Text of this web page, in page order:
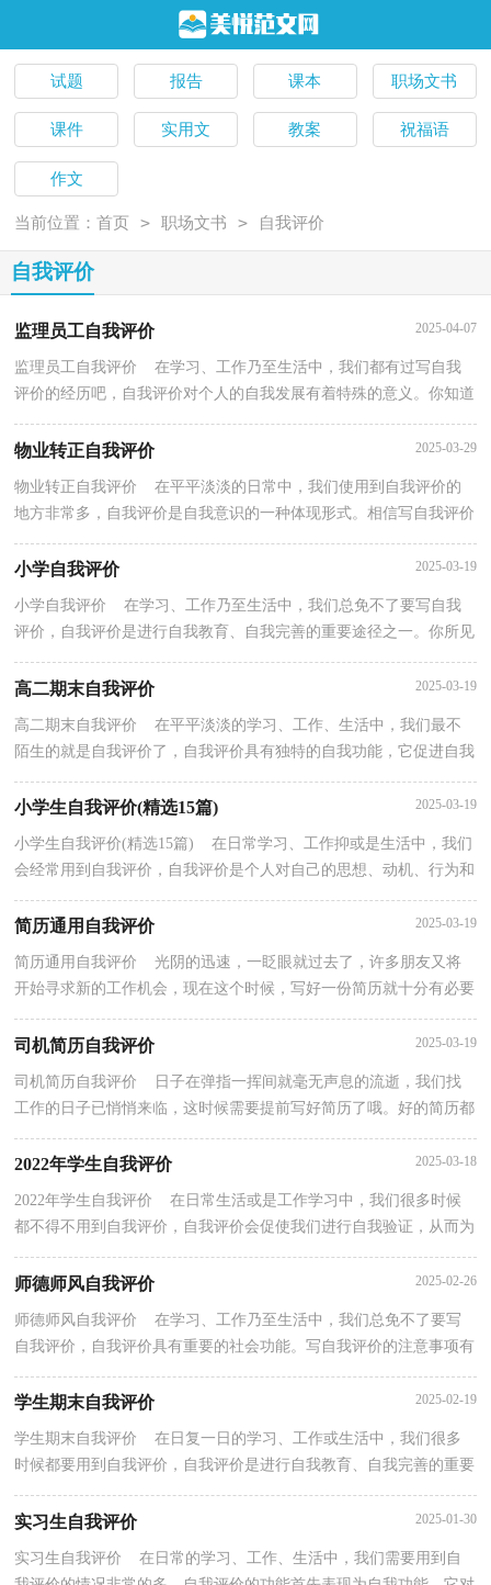
试题 报告 课本 职场文书
课件 实用文 教案 祝福语
作文
当前位置：首页 > 职场文书 > 自我评价
自我评价
监理员工自我评价 2025-04-07
监理员工自我评价 在学习、工作乃至生活中，我们都有过写自我
评价的经历吧，自我评价对个人的自我发展有着特殊的意义。你知道
自我评价怎样才能写的好吗？以下是小编为大家整理...
物业转正自我评价 2025-03-29
物业转正自我评价 在平平淡淡的日常中，我们使用到自我评价的
地方非常多，自我评价是自我意识的一种体现形式。相信写自我评价
小学自我评价 2025-03-19
小学自我评价 在学习、工作乃至生活中，我们总免不了要写自我
评价，自我评价是进行自我教育、自我完善的重要途径之一。你所见
过的自我评价是什么样的呢？下面是小编帮大家整理...
高二期末自我评价 2025-03-19
高二期末自我评价 在平平淡淡的学习、工作、生活中，我们最不
陌生的就是自我评价了，自我评价具有独特的自我功能，它促进自我
小学生自我评价(精选15篇) 2025-03-19
小学生自我评价(精选15篇) 在日常学习、工作抑或是生活中，我们
会经常用到自我评价，自我评价是个人对自己的思想、动机、行为和
个性的评价。相信写自我评价是一个让许多人都...
简历通用自我评价 2025-03-19
简历通用自我评价 光阴的迅速，一眨眼就过去了，许多朋友又将
开始寻求新的工作机会，现在这个时候，写好一份简历就十分有必要
了！但是简历要写什么内容才是恰当的呢？以下是小编为大...
司机简历自我评价 2025-03-19
司机简历自我评价 日子在弹指一挥间就毫无声息的流逝，我们找
工作的日子已悄悄来临，这时候需要提前写好简历了哦。好的简历都
2022年学生自我评价 2025-03-18
2022年学生自我评价 在日常生活或是工作学习中，我们很多时候
都不得不用到自我评价，自我评价会促使我们进行自我验证，从而为
自我发展提供动力。那要怎么写好自我评价呢？下面是...
师德师风自我评价 2025-02-26
师德师风自我评价 在学习、工作乃至生活中，我们总免不了要写
自我评价，自我评价具有重要的社会功能。写自我评价的注意事项有
学生期末自我评价 2025-02-19
学生期末自我评价 在日复一日的学习、工作或生活中，我们很多
时候都要用到自我评价，自我评价是进行自我教育、自我完善的重要
途径之一。你所见过的自我评价是什么样的呢？下面...
实习生自我评价 2025-01-30
实习生自我评价 在日常的学习、工作、生活中，我们需要用到自